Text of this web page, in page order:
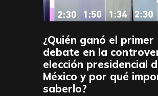
¿Quién ganó el primer
debate en la
elección presidencial
México y por qué
saberlo?